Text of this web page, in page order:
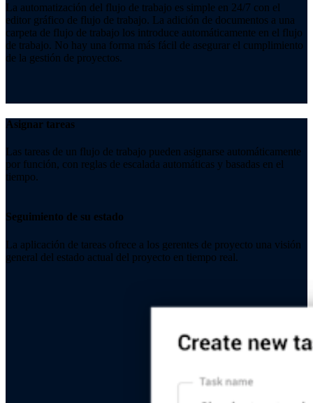
La automatización del flujo de trabajo es simple en 24/7 con el
editor gráfico de flujo de trabajo. La adición de documentos a una
carpeta de flujo de trabajo los introduce automáticamente en el flujo
de trabajo. No hay una forma más fácil de asegurar el cumplimiento
de la gestión de proyectos.
Asignar tareas
Las tareas de un flujo de trabajo pueden asignarse automáticamente
por función, con reglas de escalada automáticas y basadas en el
tiempo.
Seguimiento de su estado
La aplicación de tareas ofrece a los gerentes de proyecto una visión
general del estado actual del proyecto en tiempo real.